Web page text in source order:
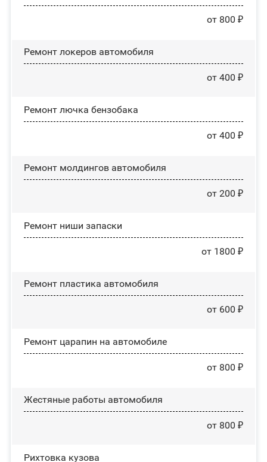
от 800 ₽
Ремонт лoĸepoв автомобиля
от 400 ₽
Ремонт лючка бензобака
от 400 ₽
Ремонт молдингов автомобиля
от 200 ₽
Ремонт ниши запаски
от 1800 ₽
Ремонт пластика автомобиля
от 600 ₽
Ремонт царапин на автомобиле
от 800 ₽
Жестяные работы автомобиля
от 800 ₽
Рихтовка кузова